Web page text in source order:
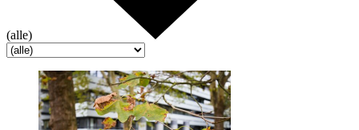
(alle)